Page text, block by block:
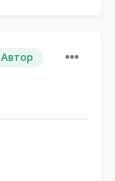
Автор